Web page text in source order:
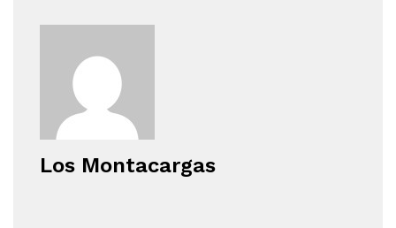
Los Montacargas